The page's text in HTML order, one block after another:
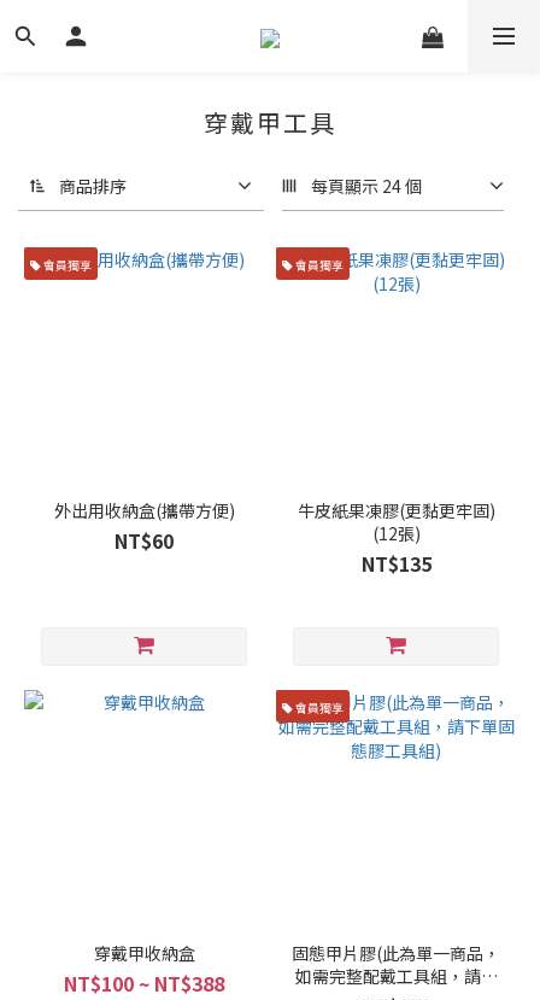
穿戴甲工具
商品排序 每頁顯示 24 個
會員獨享
外出用收納盒(攜帶方便)
NT$60
會員獨享
牛皮紙果凍膠(更黏更牢固)
(12張)
NT$135
穿戴甲收納盒
NT$100 ~ NT$388
會員獨享
固態甲片膠(此為單一商品，
如需完整配戴工具組，請下